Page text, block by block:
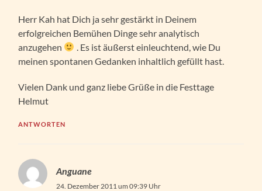
Herr Kah hat Dich ja sehr gestärkt in Deinem
erfolgreichen Bemühen Dinge sehr analytisch
anzugehen
. Es ist äußerst einleuchtend, wie Du
meinen spontanen Gedanken inhaltlich gefüllt hast.
Vielen Dank und ganz liebe Grüße in die Festtage
Helmut
ANTWORTEN
Anguane
24. Dezember 2011 um 09:39 Uhr